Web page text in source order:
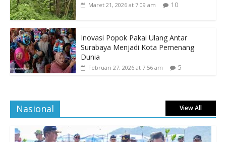
Maret 21, 2026 at 7:09 am 10
Inovasi Popok Pakai Ulang Antar
Surabaya Menjadi Kota Pemenang
Dunia
Februari 27, 2026 at 7:56 am 5
Nasional View All